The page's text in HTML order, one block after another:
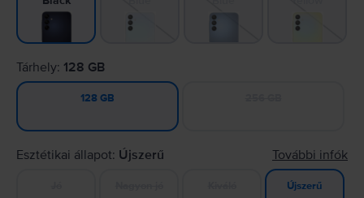
Tárhely: 128 GB
128 GB
Esztétikai állapot: Újszerű További infók
Újszerű